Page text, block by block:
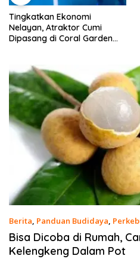
PDKT Danau Tempe :
Pendekatan Kearifan Lokal
untuk Keberlanjutan Sumber
Berita, Panduan Budidaya,
Bisa Dicoba di Rumah,
Kelengkeng Dalam Pot